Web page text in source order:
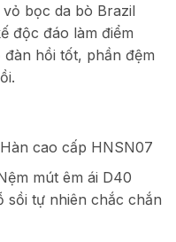
bọc da bò Brazil
độc đáo làm điểm
hồi tốt, phần đệm
cao cấp HNSN07
mút êm ái D40
sồi tự nhiên chắc chắn